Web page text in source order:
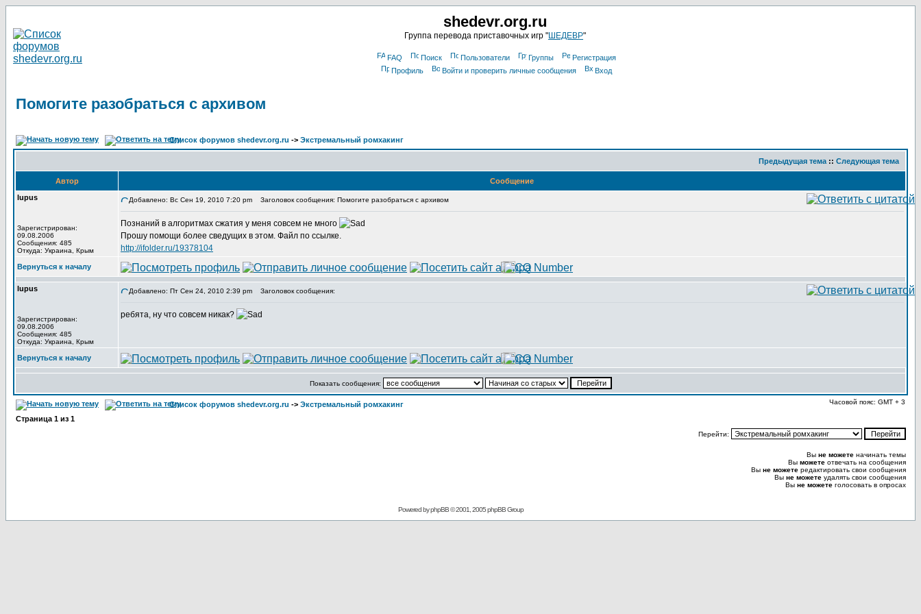
shedevr.org.ru
Группа перевода приставочных игр "ШЕДЕВР"
FAQ Поиск Пользователи Группы
Регистрация
Профиль
Войти и проверить личные сообщения Вход
Помогите разобраться с архивом
Список форумов shedevr.org.ru -> Экстремальный ромхакинг
Предыдущая тема :: Следующая тема
Автор
Сообщение
lupus
Зарегистрирован:
09.08.2006
Сообщения: 485
Откуда: Украина, Крым
Добавлено: Вс Сен 19, 2010 7:20 pm Заголовок сообщения: Помогите разобраться с архивом
Познаний в алгоритмах сжатия у меня совсем не много
Прошу помощи более сведущих в этом. Файл по ссылке.
http://ifolder.ru/19378104
Вернуться к началу
lupus
Зарегистрирован:
09.08.2006
Сообщения: 485
Откуда: Украина, Крым
Добавлено: Пт Сен 24, 2010 2:39 pm Заголовок сообщения:
ребята, ну что совсем никак?
Вернуться к началу
Показать сообщения:
Список форумов shedevr.org.ru -> Экстремальный ромхакинг Часовой пояс: GMT + 3
Страница 1 из 1
Перейти:
Вы не можете начинать темы
Вы можете отвечать на сообщения
Вы не можете редактировать свои сообщения
Вы не можете удалять свои сообщения
Вы не можете голосовать в опросах
Powered byphpBB© 2001, 2005 phpBB Group